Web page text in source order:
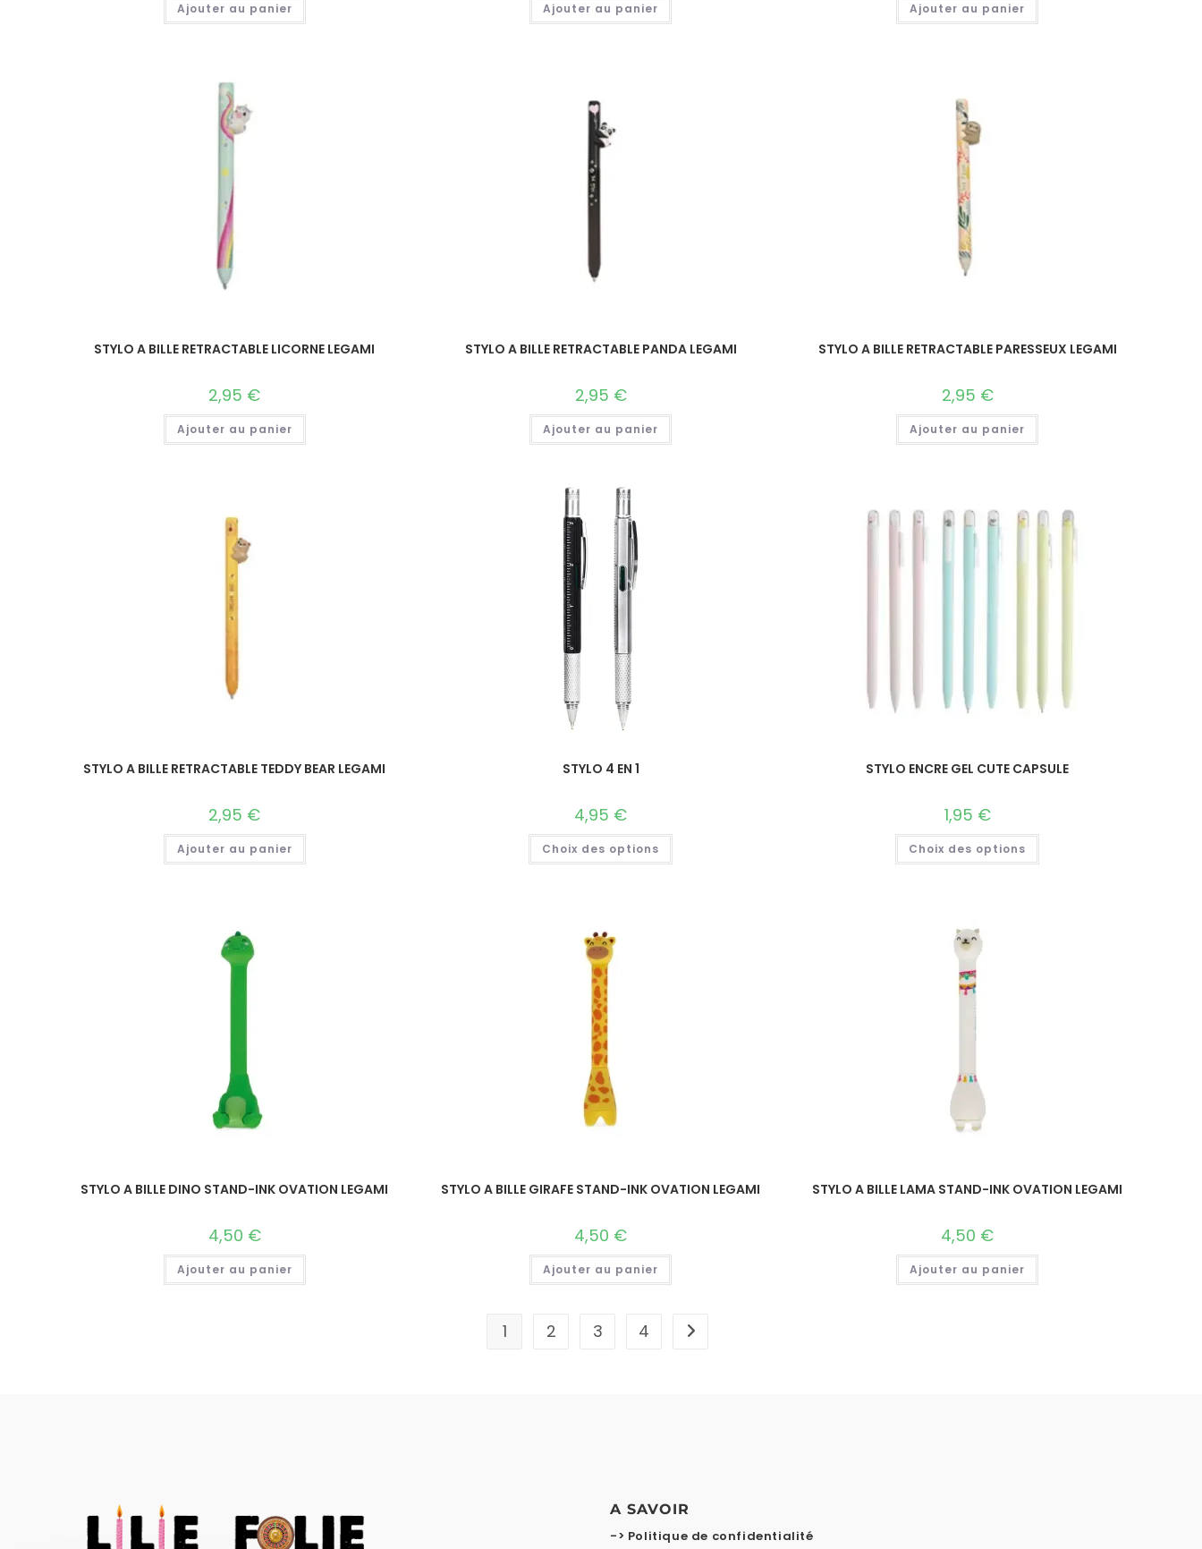
Ajouter au panier Ajouter au panier Ajouter au panier
STYLO A BILLE RETRACTABLE LICORNE LEGAMI
2,95 €
Ajouter au panier
STYLO A BILLE RETRACTABLE PANDA LEGAMI
2,95 €
Ajouter au panier
STYLO A BILLE RETRACTABLE PARESSEUX LEGAMI
2,95 €
Ajouter au panier
STYLO A BILLE RETRACTABLE TEDDY BEAR LEGAMI
2,95 €
Ajouter au panier
STYLO 4 EN 1
4,95 €
Choix des options
STYLO ENCRE GEL CUTE CAPSULE
1,95 €
Choix des options
STYLO A BILLE DINO STAND-INK OVATION LEGAMI
4,50 €
Ajouter au panier
STYLO A BILLE GIRAFE STAND-INK OVATION LEGAMI
4,50 €
Ajouter au panier
STYLO A BILLE LAMA STAND-INK OVATION LEGAMI
4,50 €
Ajouter au panier
1 2 3 4
A SAVOIR
-> Politique de confidentialité